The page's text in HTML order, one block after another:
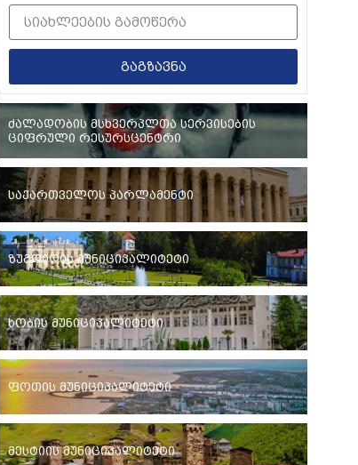
გაგზავნა
ძალადობის მსხვერპლთა სერვისების
ციფრული რესურსცენტრი
საქართველოს პარლამენტი
ზუგდიდის მუნიციპალიტეტი
ხობის მუნიციპალიტეტი
ფოთის მუნიციპალიტეტი
მესტიის მუნიციპალიტეტი